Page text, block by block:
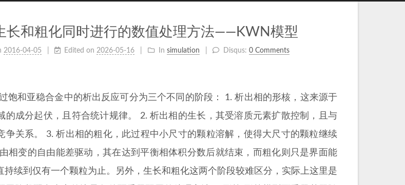
长和粗化同时进行的数值处理方法——KWN模型
2016-04-05 Edited on 2026-05-16 In simulation Disqus:0 Comments
饱和亚稳合金中的析出反应可分为三个不同的阶段： 1. 析出相的形核，这来源于
的成分起伏，且符合统计规律。 2. 析出相的生长，其受溶质元素扩散控制，且与
争关系。 3. 析出相的粗化，此过程中小尺寸的颗粒溶解，使得大尺寸的颗粒继续
相变的自由能差驱动，其在达到平衡相体积分数后就结束，而粗化则只是界面能
持续到仅有一个颗粒为止。另外，生长和粗化这两个阶段较难区分，实际上这里是